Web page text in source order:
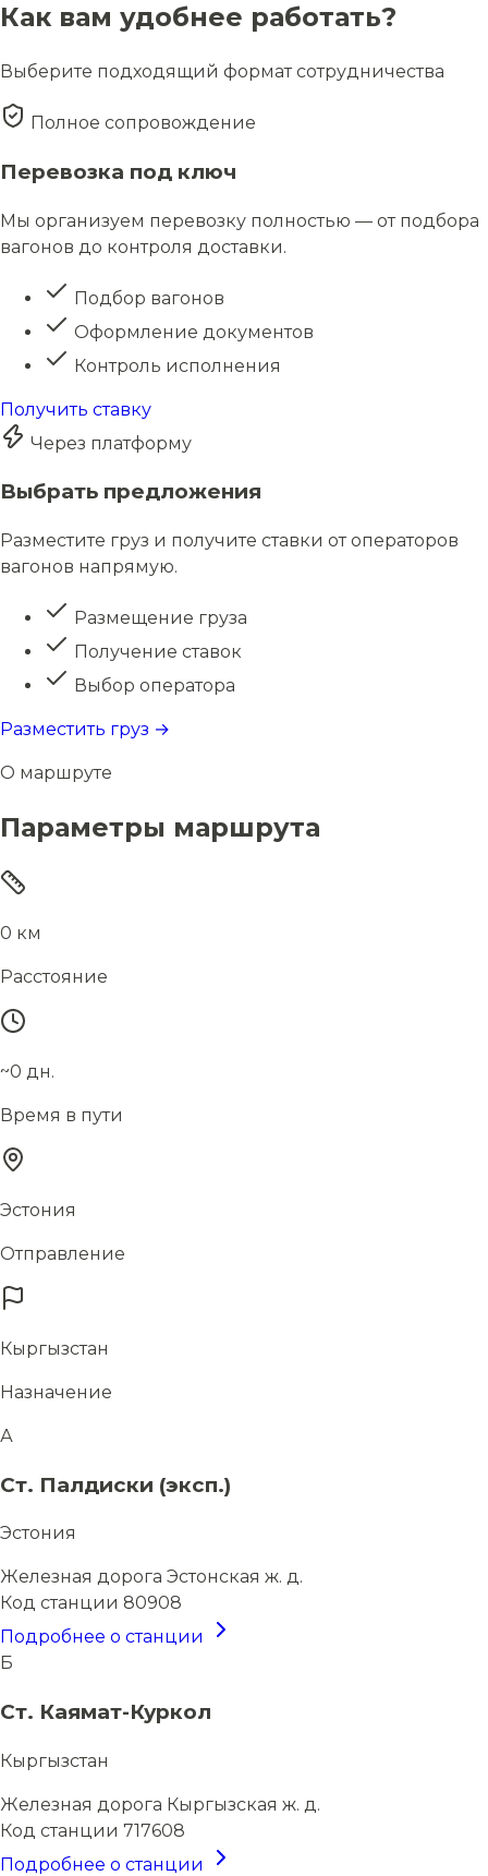
Как вам удобнее работать?
Выберите подходящий формат сотрудничества
Полное сопровождение
Перевозка под ключ
Мы организуем перевозку полностью — от подбора
вагонов до контроля доставки.
Подбор вагонов
Оформление документов
Контроль исполнения
Получить ставку
Через платформу
Выбрать предложения
Разместите груз и получите ставки от операторов
вагонов напрямую.
Размещение груза
Получение ставок
Выбор оператора
Разместить груз →
О маршруте
Параметры маршрута
0 км
Расстояние
~0 дн.
Время в пути
Эстония
Отправление
Кыргызстан
Назначение
А
Ст. Палдиски (эксп.)
Эстония
Железная дорога Эстонская ж. д.
Код станции 80908
Подробнее о станции
Б
Ст. Каямат-Куркол
Кыргызстан
Железная дорога Кыргызская ж. д.
Код станции 717608
Подробнее о станции